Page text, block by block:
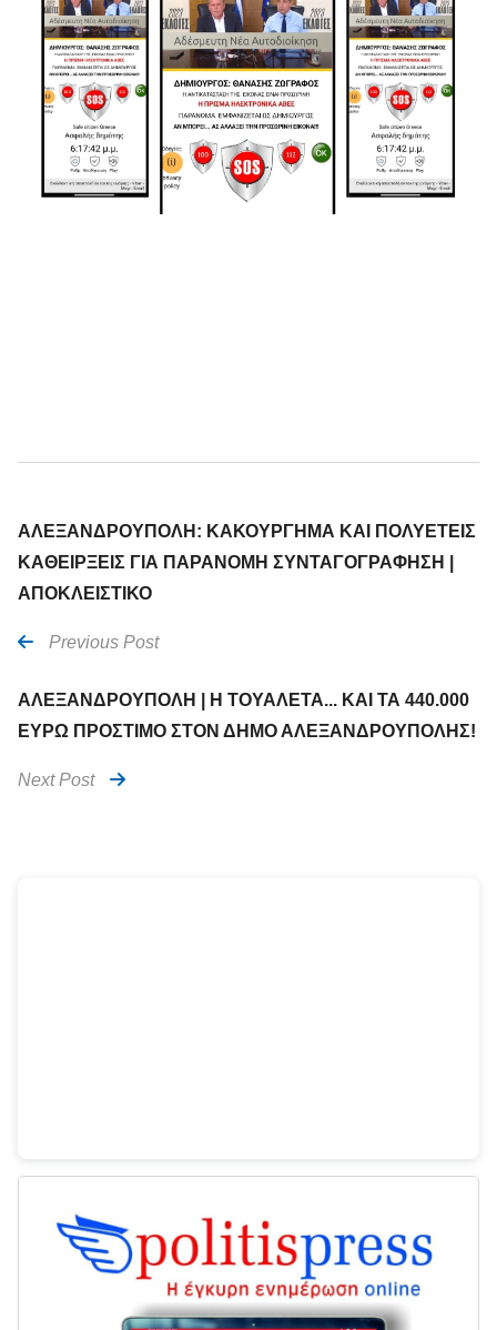
ΑΛΕΞΑΝΔΡΟΥΠΟΛΗ: ΚΑΚΟΥΡΓΗΜΑ ΚΑΙ ΠΟΛΥΕΤΕΙΣ
ΚΑΘΕΙΡΞΕΙΣ ΓΙΑ ΠΑΡΑΝΟΜΗ ΣΥΝΤΑΓΟΓΡΑΦΗΣΗ |
ΑΠΟΚΛΕΙΣΤΙΚΟ
Previous Post
ΑΛΕΞΑΝΔΡΟΥΠΟΛΗ | Η ΤΟΥΑΛΕΤΑ... ΚΑΙ ΤΑ 440.000
ΕΥΡΩ ΠΡΟΣΤΙΜΟ ΣΤΟΝ ΔΗΜΟ ΑΛΕΞΑΝΔΡΟΥΠΟΛΗΣ!
Next Post